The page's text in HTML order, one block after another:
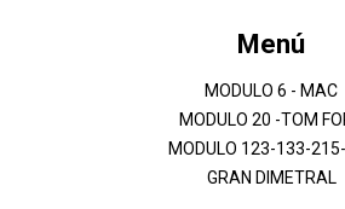
Menú
MODULO 6 - MAC
MODULO 20 -TOM
MODULO 123-133-
GRAN DIMETRAL